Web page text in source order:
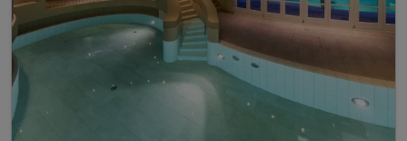
Informationsmaterial für Ausflüge am Hotelempfang
Bitte beachten Sie, dass das Abendessen für die
Kinder unter Zusatzleistungen hinzugebucht wird!